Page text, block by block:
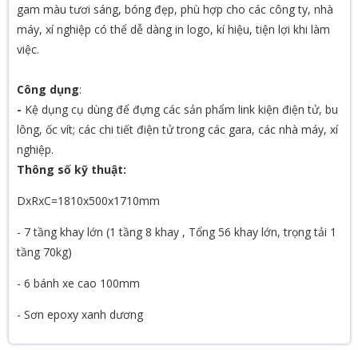
gam màu tươi sáng, bóng đẹp, phù hợp cho các công ty, nhà
máy, xí nghiệp có thể dễ dàng in logo, kí hiệu, tiện lợi khi làm
việc.
Công dụng:
- Kệ dụng cụ dùng để đựng các sản phẩm link kiện điện tử, bu
lông, ốc vít; các chi tiết điện tử trong các gara, các nhà máy, xí
nghiệp.
Thông số kỹ thuật:
DxRxC=1810x500x1710mm
- 7 tầng khay lớn (1 tầng 8 khay , Tổng 56 khay lớn, trọng tải 1
tầng 70kg)
- 6 bánh xe cao 100mm
- Sơn epoxy xanh dương